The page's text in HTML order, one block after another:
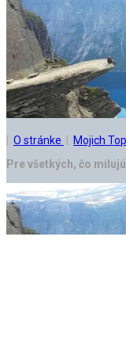
O stránke Mojich
Pre všetkých, čo